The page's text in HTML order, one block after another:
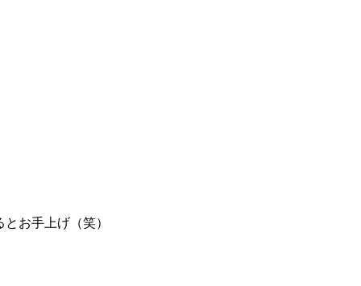
お手上げ（笑）